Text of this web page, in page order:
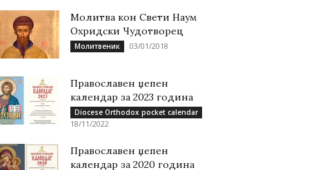
Молитва кон Свети Наум
Охридски Чудотворец
Молитвеник 03/01/2018
Православен џепен
календар за 2023 година
Diocese Orthodox pocket calendar
18/11/2022
Православен џепен
календар за 2020 година